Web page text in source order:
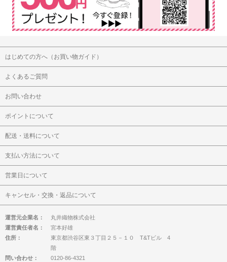
はじめての方へ（お買い物ガイド）
よくあるご質問
お問い合わせ
ポイントについて
配送・送料について
支払い方法について
営業日について
キャンセル・交換・返品について
運営元企業名：
丸井織物株式会社
運営責任者名：
宮本好雄
住所：
東京都渋谷区東３丁目２５－１０ T&Tビル 4
階
問い合わせ：
0120-86-4321